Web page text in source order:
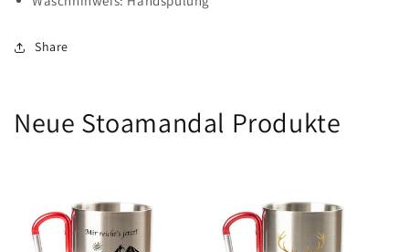
Share
Neue Stoamandal Produkte